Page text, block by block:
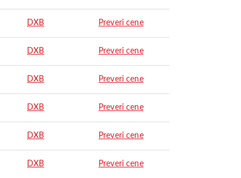
DXB Preveri cene
DXB Preveri cene
DXB Preveri cene
DXB Preveri cene
DXB Preveri cene
DXB Preveri cene